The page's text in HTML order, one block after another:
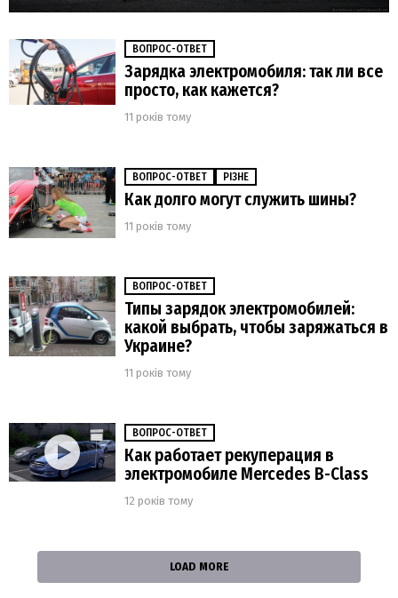
ВОПРОС-ОТВЕТ
Зарядка электромобиля: так ли все
просто, как кажется?
11 років тому
ВОПРОС-ОТВЕТ РІЗНЕ
Как долго могут служить шины?
11 років тому
ВОПРОС-ОТВЕТ
Типы зарядок электромобилей:
какой выбрать, чтобы заряжаться в
Украине?
11 років тому
ВОПРОС-ОТВЕТ
Как работает рекуперация в
электромобиле Mercedes B-Class
12 років тому
LOAD MORE